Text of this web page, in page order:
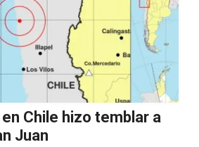
Chile hizo temblar a
Juan